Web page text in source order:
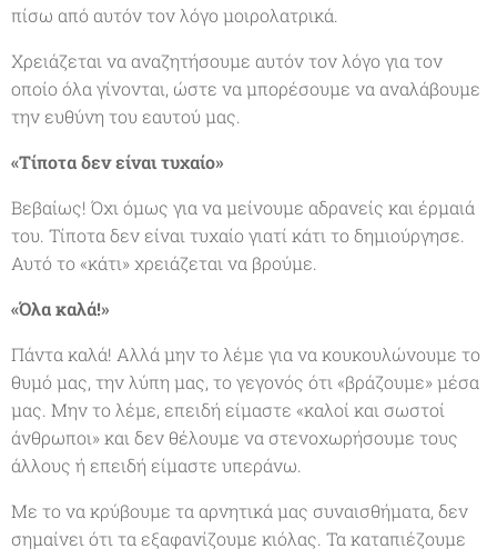
πίσω από αυτόν τον λόγο μοιρολατρικά.
Χρειάζεται να αναζητήσουμε αυτόν τον λόγο για τον
οποίο όλα γίνονται, ώστε να μπορέσουμε να αναλάβουμε
την ευθύνη του εαυτού μας.
«Τίποτα δεν είναι τυχαίο»
Βεβαίως! Όχι όμως για να μείνουμε αδρανείς και έρμαιά
του. Τίποτα δεν είναι τυχαίο γιατί κάτι το δημιούργησε.
Αυτό το «κάτι» χρειάζεται να βρούμε.
«Όλα καλά!»
Πάντα καλά! Αλλά μην το λέμε για να κουκουλώνουμε το
θυμό μας, την λύπη μας, το γεγονός ότι «βράζουμε» μέσα
μας. Μην το λέμε, επειδή είμαστε «καλοί και σωστοί
άνθρωποι» και δεν θέλουμε να στενοχωρήσουμε τους
άλλους ή επειδή είμαστε υπεράνω.
Με το να κρύβουμε τα αρνητικά μας συναισθήματα, δεν
σημαίνει ότι τα εξαφανίζουμε κιόλας. Τα καταπιέζουμε